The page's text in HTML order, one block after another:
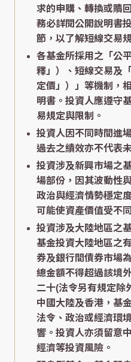
求的申購、轉換或贖
務必詳閱公開說明書
節，以了解短線交易
各基金所採用之「公
釋」）、短線交易及
定價」）」等機制，
明書。投資人應遵守
易規定與限制。
投資人因不同時間進
過去之績效亦不代表
投資涉及新興市場之
場部份，因其波動性
政治與經濟情勢穩定
可能使資產價值受不
投資涉及大陸地區之
基金投資大陸地區之
券及銀行間債券市場
總金額不得超過該境
二十(法令另有規定除
中國大陸及香港，基
法令、政治或經濟環
響。投資人亦須留意
經濟等投資風險。